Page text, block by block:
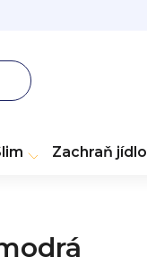
Zachraň jídlo